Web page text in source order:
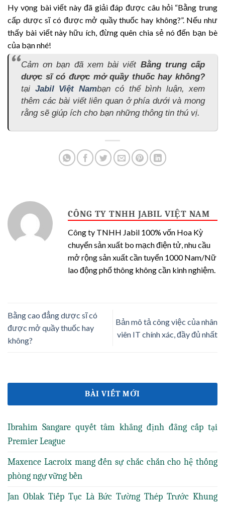
Hy vọng bài viết này đã giải đáp được câu hỏi “Bằng trung
cấp dược sĩ có được mở quầy thuốc hay không?”. Nếu như
thấy bài viết này hữu ích, đừng quên chia sẻ nó đến bạn bè
của bạn nhé!
Cảm ơn bạn đã xem bài viết Bằng trung cấp
dược sĩ có được mở quầy thuốc hay không?
tại Jabil Việt Nambạn có thể bình luận, xem
thêm các bài viết liên quan ở phía dưới và mong
rằng sẽ giúp ích cho bạn những thông tin thú vị.
CÔNG TY TNHH JABIL VIỆT NAM
Công ty TNHH Jabil 100% vốn Hoa Kỳ
chuyển sản xuất bo mạch điện tử, nhu cầu
mở rộng sản xuất cần tuyển 1000 Nam/Nữ
lao động phổ thông không cần kinh nghiệm.
Bằng cao đẳng dược sĩ có
được mở quầy thuốc hay
không?
Bản mô tả công việc của nhân
viên IT chính xác, đầy đủ nhất
BÀI VIẾT MỚI
Ibrahim Sangare quyết tâm khẳng định đẳng cấp tại
Premier League
Maxence Lacroix mang đến sự chắc chắn cho hệ thống
phòng ngự vững bền
Jan Oblak Tiếp Tục Là Bức Tường Thép Trước Khung